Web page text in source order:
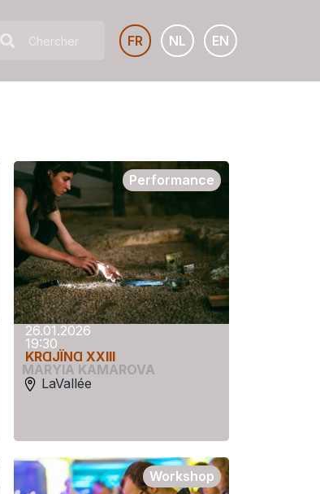
FR NL EN
26.01.2026
19:30
KRⱭJÏNⱭ XXIII
MARYIA KAMAROVA
LaVallée
Performance
Workshop